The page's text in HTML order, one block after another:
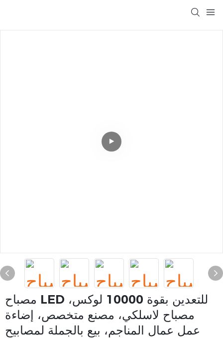
مصباح LED للتعدين بقوة 10000 لوكس،
مصباح لاسلكي، مصنع متخصص، إضاءة
عمل عمال المناجم، بيع بالجملة لمصابيح